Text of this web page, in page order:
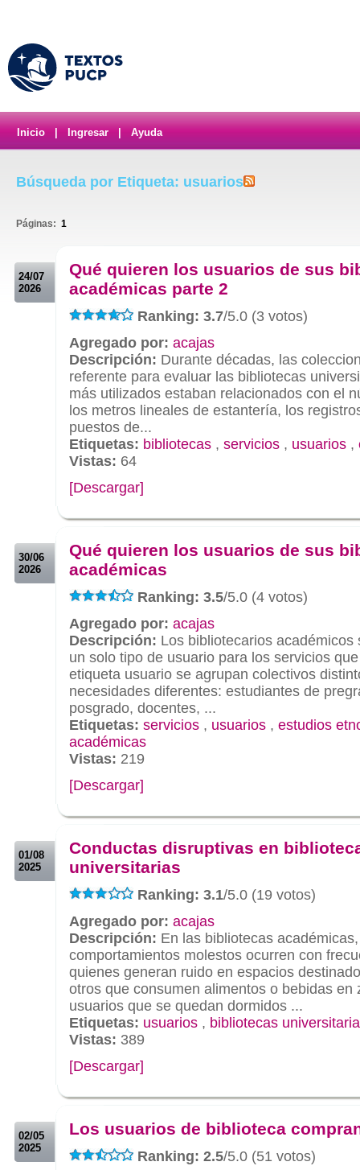
Inicio Ingresar Ayuda
Búsqueda por Etiqueta: usuarios
Páginas: 1
24/07
2026
Qué quieren los usuarios de sus
académicas parte 2
Ranking: 3.7/5.0 (3 votos)
Agregado por: acajas
Descripción: Durante décadas, las
referente para evaluar las bibliotecas
más utilizados estaban relacionados con el
los metros lineales de estantería, los
puestos de...
Etiquetas: bibliotecas , servicios , usuarios ,
Vistas: 64
[Descargar]
30/06
2026
Qué quieren los usuarios de sus
académicas
Ranking: 3.5/5.0 (4 votos)
Agregado por: acajas
Descripción: Los bibliotecarios
un solo tipo de usuario para los servicios
etiqueta usuario se agrupan colectivos
necesidades diferentes: estudiantes de
posgrado, docentes, ...
Etiquetas: servicios , usuarios , estudios
académicas
Vistas: 219
[Descargar]
01/08
2025
Conductas disruptivas en
universitarias
Ranking: 3.1/5.0 (19 votos)
Agregado por: acajas
Descripción: En las bibliotecas
comportamientos molestos ocurren con
quienes generan ruido en espacios
otros que consumen alimentos o bebidas en
usuarios que se quedan dormidos ...
Etiquetas: usuarios , bibliotecas
Vistas: 389
[Descargar]
02/05
2025
Los usuarios de biblioteca
Ranking: 2.5/5.0 (51 votos)